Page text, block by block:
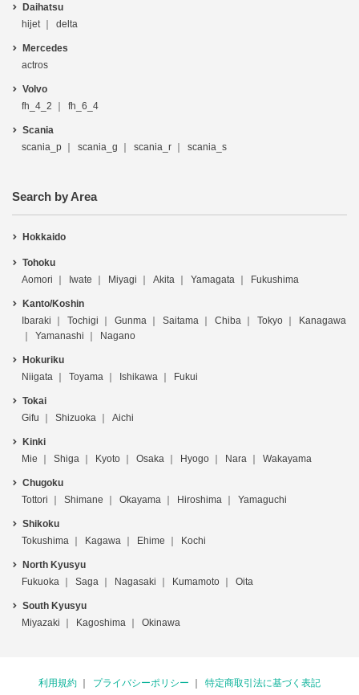
Daihatsu
hijet
delta
Mercedes
actros
Volvo
fh_4_2
fh_6_4
Scania
scania_p
scania_g scania_r scania_s
Search by Area
Hokkaido
Tohoku
Aomori
Iwate Miyagi Akita Yamagata Fukushima
Kanto/Koshin
Ibaraki
Tochigi Gunma Saitama Chiba Tokyo
Kanagawa
Yamanashi
Nagano
Hokuriku
Niigata
Toyama Ishikawa Fukui
Tokai
Gifu
Shizuoka Aichi
Kinki
Mie
Shiga Kyoto Osaka Hyogo Nara Wakayama
Chugoku
Tottori
Shimane Okayama Hiroshima Yamaguchi
Shikoku
Tokushima
Kagawa Ehime Kochi
North Kyusyu
Fukuoka
Saga Nagasaki Kumamoto Oita
South Kyusyu
Miyazaki
Kagoshima Okinawa
利用規約 プライバシーポリシー
特定商取引法に基づく表記